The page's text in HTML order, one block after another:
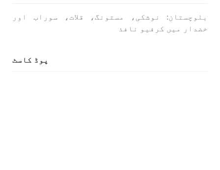
بلوچستان: نوشکی، مستونگ، قلات، سوراب اور
خضدار میں کرفیو نافذ
پوڈ کاسٹ